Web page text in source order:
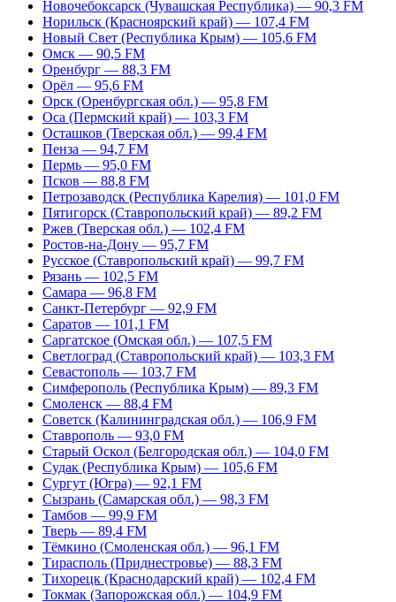
Новочебоксарск (Чувашская Республика) — 90,3 FM
Норильск (Красноярский край) — 107,4 FM
Новый Свет (Республика Крым) — 105,6 FM
Омск — 90,5 FM
Оренбург — 88,3 FM
Орёл — 95,6 FM
Орск (Оренбургская обл.) — 95,8 FM
Оса (Пермский край) — 103,3 FM
Осташков (Тверская обл.) — 99,4 FM
Пенза — 94,7 FM
Пермь — 95,0 FM
Псков — 88,8 FM
Петрозаводск (Республика Карелия) — 101,0 FM
Пятигорск (Ставропольский край) — 89,2 FM
Ржев (Тверская обл.) — 102,4 FM
Ростов-на-Дону — 95,7 FM
Русское (Ставропольский край) — 99,7 FM
Рязань — 102,5 FM
Самара — 96,8 FM
Санкт-Петербург — 92,9 FM
Саратов — 101,1 FM
Саргатское (Омская обл.) — 107,5 FM
Светлоград (Ставропольский край) — 103,3 FM
Севастополь — 103,7 FM
Симферополь (Республика Крым) — 89,3 FM
Смоленск — 88,4 FM
Советск (Калининградская обл.) — 106,9 FM
Ставрополь — 93,0 FM
Старый Оскол (Белгородская обл.) — 104,0 FM
Судак (Республика Крым) — 105,6 FM
Сургут (Югра) — 92,1 FM
Сызрань (Самарская обл.) — 98,3 FM
Тамбов — 99,9 FM
Тверь — 89,4 FM
Тёмкино (Смоленская обл.) — 96,1 FM
Тирасполь (Приднестровье) — 88,3 FM
Тихорецк (Краснодарский край) — 102,4 FM
Токмак (Запорожская обл.) — 104,9 FM